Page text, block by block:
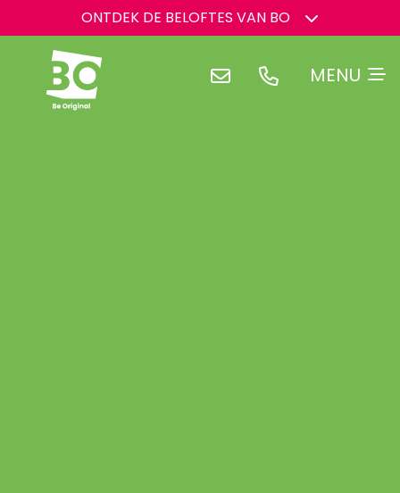
BO HEEFT EEN DROOM
ONTDEK DE BELOFTES VAN BO